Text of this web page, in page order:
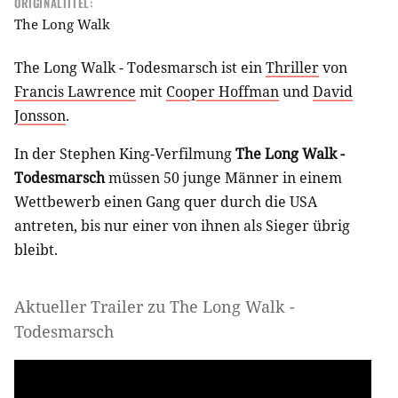
The Long Walk
The Long Walk - Todesmarsch ist einThrillervon
Francis Lawrence mit Cooper HoffmanundDavid
Jonsson.
In der Stephen King-VerfilmungThe Long Walk -
Todesmarschmüssen 50 junge Männer in einem
Wettbewerb einen Gang quer durch die USA
antreten, bis nur einer von ihnen als Sieger übrig
bleibt.
Aktueller Trailer zu The Long Walk -
Todesmarsch